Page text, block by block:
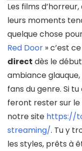
Les films
leurs moments
quelque chose
Red Door » c’est
direct dès le
ambiance glauque,
fans du genre. Si
feront rester sur le
notre site https://
streaming/. Tu y
les styles, prêts à